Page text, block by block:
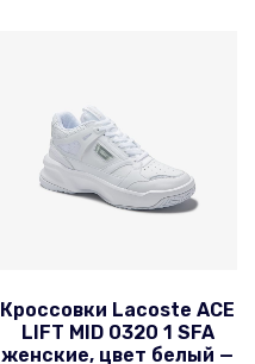
Кроссовки Lacoste ACE
LIFT MID 0320 1 SFA
женские, цвет белый —